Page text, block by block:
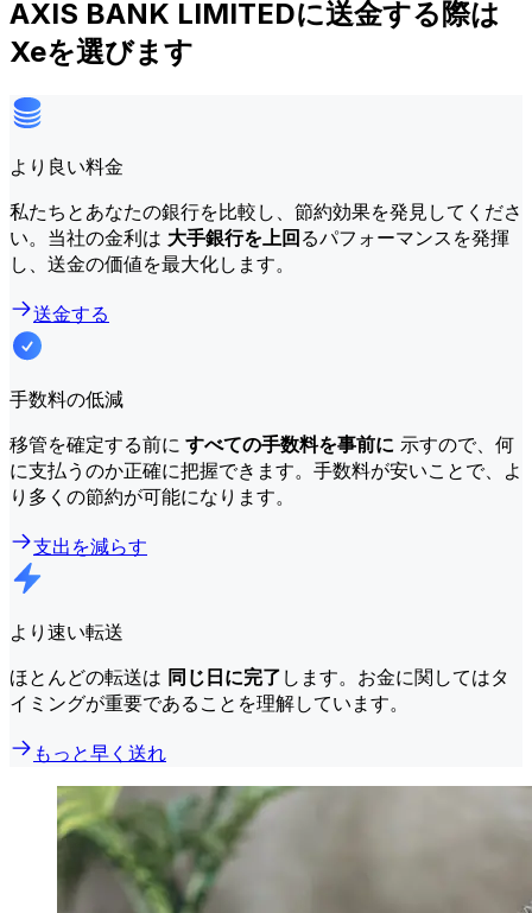
AXIS BANK LIMITEDに送金する際は
Xeを選びます
より良い料金
私たちとあなたの銀行を比較し、節約効果を発見してくださ
い。当社の金利は 大手銀行を上回るパフォーマンスを発揮
し、送金の価値を最大化します。
送金する
手数料の低減
移管を確定する前に すべての手数料を事前に 示すので、何
に支払うのか正確に把握できます。手数料が安いことで、よ
り多くの節約が可能になります。
支出を減らす
より速い転送
ほとんどの転送は 同じ日に完了 します。お金に関してはタ
イミングが重要であることを理解しています。
もっと早く送れ